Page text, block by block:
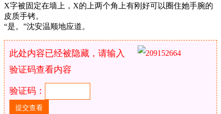
X字被固定在墙上，X的上两个角上有刚好可以圈住她手腕的
皮质手铐。
“是。”沈安温顺地应道。
此处内容已经被隐藏，请输入
验证码查看内容
验证码：